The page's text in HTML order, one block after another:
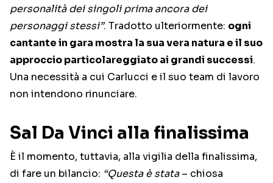
personalità dei singoli prima ancora dei
personaggi stessi”. Tradotto ulteriormente: ogni
cantante in gara mostra la sua vera natura e il suo
approccio particolareggiato ai grandi successi.
Una necessità a cui Carlucci e il suo team di lavoro
non intendono rinunciare.
Sal Da Vinci alla finalissima
È il momento, tuttavia, alla vigilia della finalissima,
di fare un bilancio: “Questa è stata– chiosa